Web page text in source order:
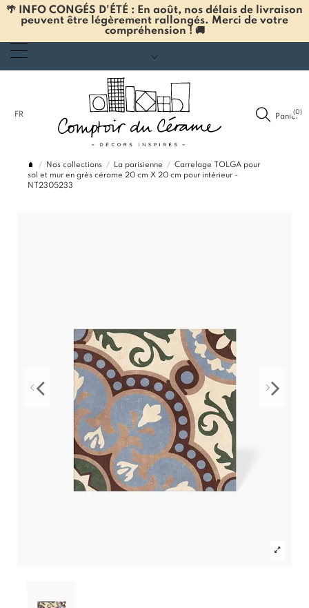
🌴 INFO CONGÉS D'ÉTÉ : En août, nos délais de livraison
peuvent être légèrement rallongés. Merci de votre
compréhension ! 🚚
FR Panier
(0)
Nos collections La parisienne
Carrelage TOLGA pour
sol et mur en grès cérame 20 cm X 20 cm pour intérieur -
NT2305233